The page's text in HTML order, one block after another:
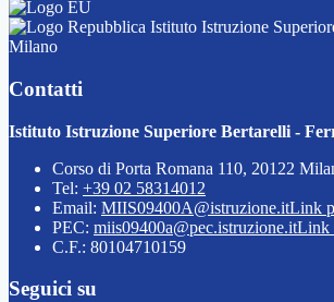
Istituto Istruzione
Milano
Contatti
Istituto Istruzione Superiore Bertarelli -
Corso di Porta Romana 110, 20122
Tel: +39 02 58314012
Email: MIIS09400A@istruzione.itLink
PEC: miis09400a@pec.istruzione.itLink
C.F.: 80104710159
Seguici su